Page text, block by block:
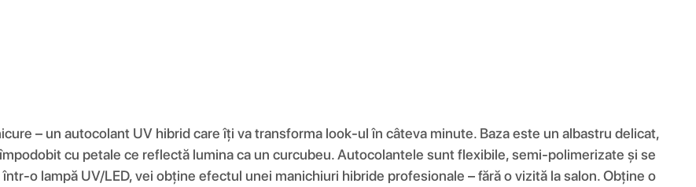
– un autocolant UV hibrid care îți va transforma look-ul în câteva minute. Baza este un albastru delicat,
cu petale ce reflectă lumina ca un curcubeu. Autocolantele sunt flexibile, semi-polimerizate și se
o lampă UV/LED, vei obține efectul unei manichiuri hibride profesionale – fără o vizită la salon. Obține o